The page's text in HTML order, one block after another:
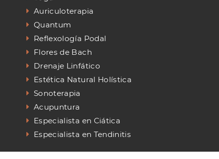
Auriculoterapia
Quantum
Reflexología Podal
Flores de Bach
Drenaje Linfático
Estética Natural Holística
Sonoterapia
Acupuntura
Especialista en Ciática
Especialista en Tendinitis